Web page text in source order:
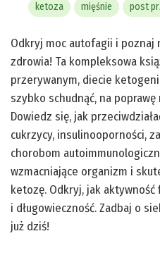
ketoza mięśnie post
Odkryj moc autofagii i poznaj
zdrowia! Ta kompleksowa
przerywanym, diecie
szybko schudnąć, na
Dowiedz się, jak
cukrzycy, insulinooporności,
chorobom
wzmacniające organizm i
ketozę. Odkryj, jak
i długowieczność. Zadbaj o
już dziś!